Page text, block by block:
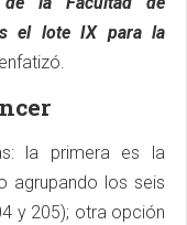
el lote IX para la
la primera es la
agrupando los seis
y 205); otra opción